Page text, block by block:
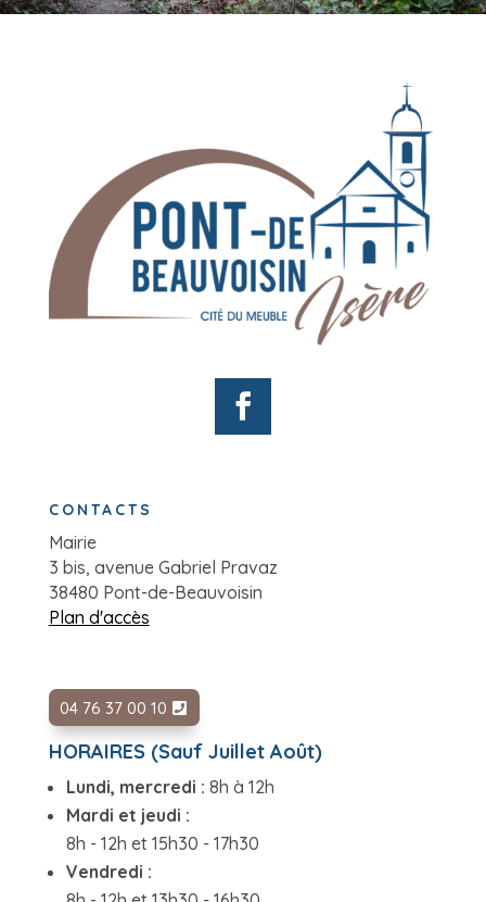
CONTACTS
Mairie
3 bis, avenue Gabriel Pravaz
38480 Pont-de-Beauvoisin
Plan d'accès
04 76 37 00 10
HORAIRES (Sauf Juillet Août)
Lundi, mercredi : 8h à 12h
Mardi et jeudi :
8h - 12h et 15h30 - 17h30
Vendredi :